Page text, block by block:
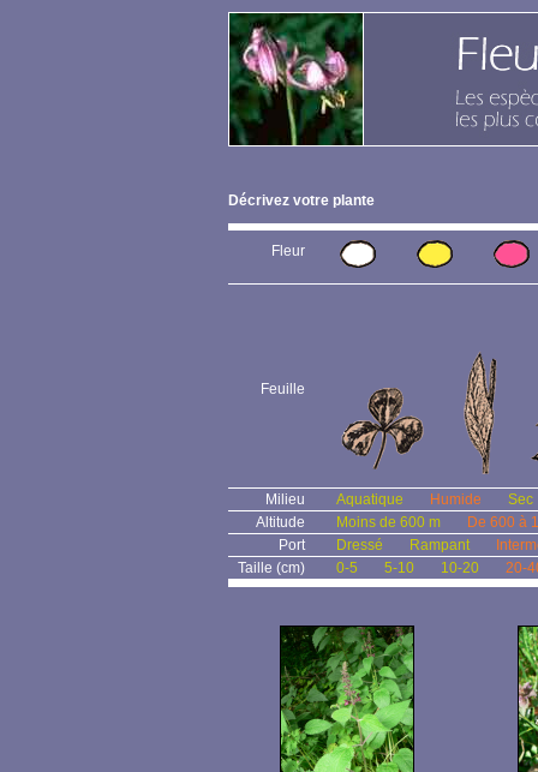
Décrivez votre plante
Fleur
Feuille
Milieu Aquatique Humide
Sec
Altitude
Moins de 600 m
De 600 à
Port
Dressé Rampant
Taille (cm)
0-5 5-10 10-20 20-